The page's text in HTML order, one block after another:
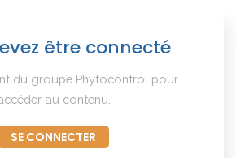
être connecté
du groupe Phytocontrol pour
au contenu.
SE CONNECTER